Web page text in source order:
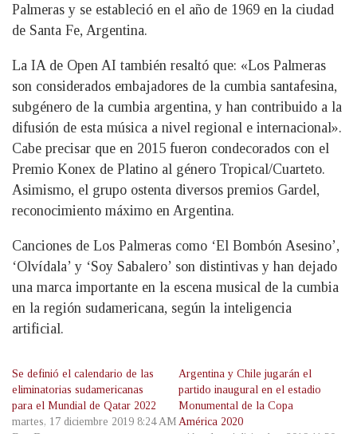
Palmeras y se estableció en el año de 1969 en la ciudad
de Santa Fe, Argentina.
La IA de Open AI también resaltó que: «Los Palmeras
son considerados embajadores de la cumbia santafesina,
subgénero de la cumbia argentina, y han contribuido a la
difusión de esta música a nivel regional e internacional».
Cabe precisar que en 2015 fueron condecorados con el
Premio Konex de Platino al género Tropical/Cuarteto.
Asimismo, el grupo ostenta diversos premios Gardel,
reconocimiento máximo en Argentina.
Canciones de Los Palmeras como ‘El Bombón Asesino’,
‘Olvídala’ y ‘Soy Sabalero’ son distintivas y han dejado
una marca importante en la escena musical de la cumbia
en la región sudamericana, según la inteligencia
artificial.
Se definió el calendario de las
eliminatorias sudamericanas
para el Mundial de Qatar 2022
martes, 17 diciembre 2019 8:24 AM
Argentina y Chile jugarán el
partido inaugural en el estadio
Monumental de la Copa
América 2020